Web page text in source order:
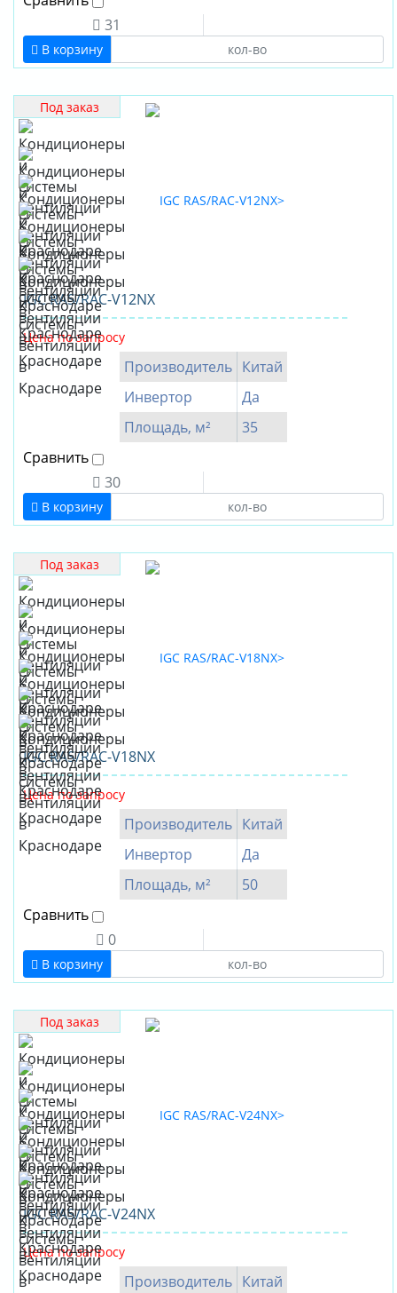
31
В корзину
Под заказ
IGC RAS/RAC-V12NX
Цена по запросу
Производитель Китай
Инвертор
Да
Площадь, м²
35
Сравнить
30
В корзину
Под заказ
IGC RAS/RAC-V18NX
Цена по запросу
Производитель Китай
Инвертор
Да
Площадь, м²
50
Сравнить
0
В корзину
Под заказ
IGC RAS/RAC-V24NX
Цена по запросу
Производитель Китай